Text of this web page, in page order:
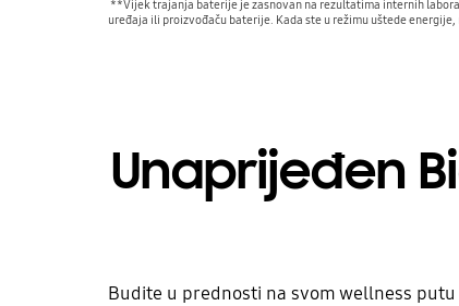
**Vijek trajanja baterije je zasnovan na rezultatima internih
uređaja ili proizvođaču baterije. Kada ste u režimu uštede
Unaprijeđen
Budite u prednosti na svom wellness putu